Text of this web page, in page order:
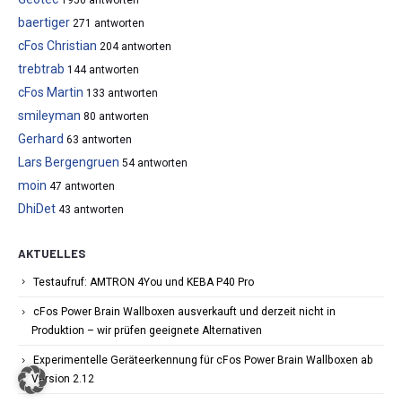
baertiger 271 antworten
cFos Christian 204 antworten
trebtrab 144 antworten
cFos Martin 133 antworten
smileyman 80 antworten
Gerhard 63 antworten
Lars Bergengruen 54 antworten
moin 47 antworten
DhiDet 43 antworten
AKTUELLES
Testaufruf: AMTRON 4You und KEBA P40 Pro
cFos Power Brain Wallboxen ausverkauft und derzeit nicht in
Produktion – wir prüfen geeignete Alternativen
Experimentelle Geräteerkennung für cFos Power Brain Wallboxen ab
Version 2.12